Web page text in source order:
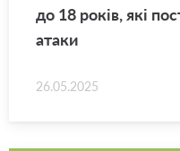
до 18 років, які
атаки
26.05.2025